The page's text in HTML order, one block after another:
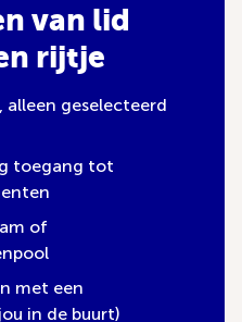
van lid
rijtje
geselecteerd
toegang tot
of
met een
in de buurt)